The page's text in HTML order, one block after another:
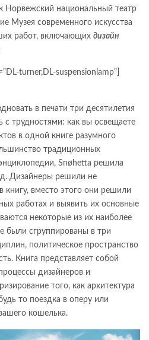
Норвежский национальный театр
Музея современного искусства
работ, включающих дизайн
turner,DL-suspensionlamp”]
в печати три десятилетия
с трудностями: как вы освещаете
в одной книге разумного
традиционных
Snøhetta решила
Дизайнеры решили не
книгу, вместо этого они решили
работах и выявить их основные
некоторые из их наиболее
были сгруппированы в три
политическое пространство
Книга представляет собой
дизайнеров и
того, как архитектура
то поездка в оперу или
кошелька.